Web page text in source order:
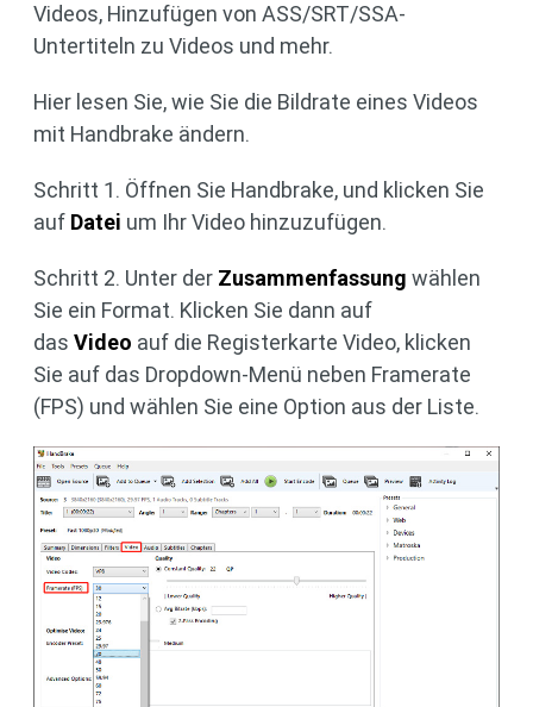
Videos, Hinzufügen von ASS/SRT/SSA-
Untertiteln zu Videos und mehr.
Hier lesen Sie, wie Sie die Bildrate eines Videos
mit Handbrake ändern.
Schritt 1. Öffnen Sie Handbrake, und klicken Sie
auf Datei um Ihr Video hinzuzufügen.
Schritt 2. Unter der Zusammenfassung wählen
Sie ein Format. Klicken Sie dann auf
das Video auf die Registerkarte Video, klicken
Sie auf das Dropdown-Menü neben Framerate
(FPS) und wählen Sie eine Option aus der Liste.